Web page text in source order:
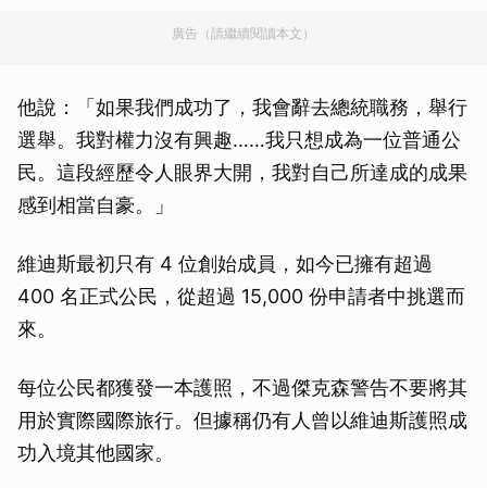
廣告（請繼續閱讀本文）
他說：「如果我們成功了，我會辭去總統職務，舉行
選舉。我對權力沒有興趣……我只想成為一位普通公
民。這段經歷令人眼界大開，我對自己所達成的成果
感到相當自豪。」
維迪斯最初只有 4 位創始成員，如今已擁有超過
400 名正式公民，從超過 15,000 份申請者中挑選而
來。
每位公民都獲發一本護照，不過傑克森警告不要將其
用於實際國際旅行。但據稱仍有人曾以維迪斯護照成
功入境其他國家。